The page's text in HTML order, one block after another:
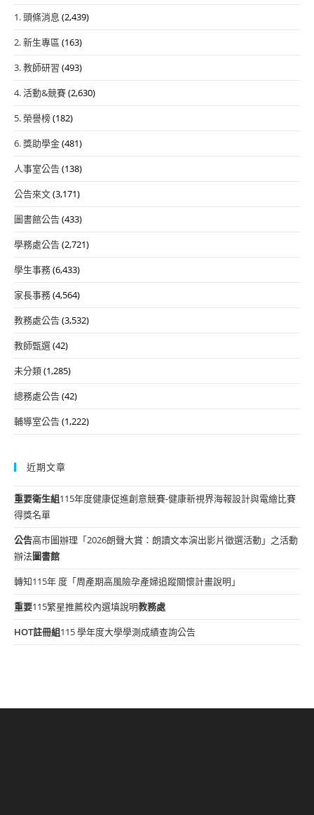
1. 頭條消息 (2,439)
2. 新生專區 (163)
3. 教師研習 (493)
4. 活動&競賽(2,630)
5. 榮譽榜(182)
6. 獎助學金(481)
人事室公告(138)
公告來文(3,171)
圖書館公告(433)
學務處公告(2,721)
學生事務(6,433)
家長事務(4,564)
教務處公告(3,532)
教師甄選(42)
未分類(1,285)
總務處公告(42)
輔導室公告(1,222)
近期文章
重要衛生組115年度健康促進創意競賽-健康新視界海報設計與電繪比賽
得獎名單
公告高市圖辦理「2026朗聲大賞：朗讀文本演出影片徵選活動」之活動
辦法圖書館
轉知115年 度「周產期高風險孕產婦追蹤關懷計畫說明」
重要115繁星推薦校內選填說明教務處
HOT註冊組115 學年度大學學測成績查詢公告